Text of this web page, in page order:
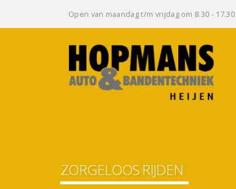
Open van maandag t/m vrijdag om 8.30 -
ZORGELOOS RIJDEN